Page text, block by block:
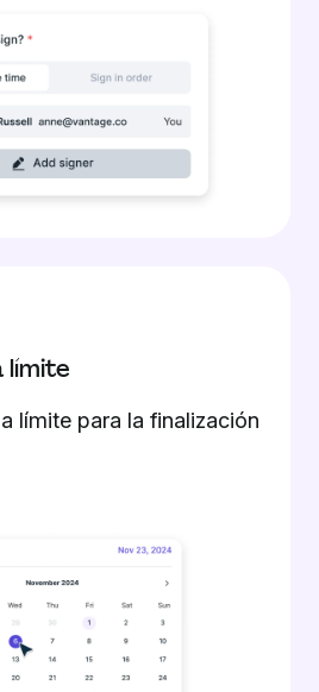
límite
límite para la finalización